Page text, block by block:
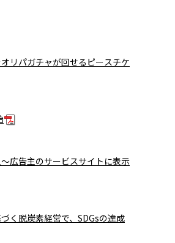
リパガチャが回せるピースチケ
広告主のサービスサイトに表示
く脱炭素経営で、SDGsの達成